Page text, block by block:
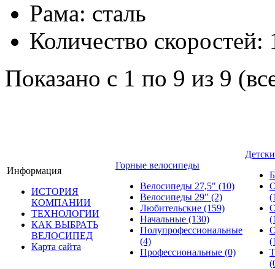
Рама: сталь
Количество скоростей:
Показано с 1 по 9 из 9
Информация
ИСТОРИЯ
КОМПАНИИ
ТЕХНОЛОГИИ
КАК ВЫБРАТЬ
ВЕЛОСИПЕД
Карта сайта
Горные велосипеды
Велосипеды 27,5" (10)
Велосипеды 29" (2)
Любительские (159)
Начальные (130)
Полупрофессиональные
(4)
Профессиональные (0)